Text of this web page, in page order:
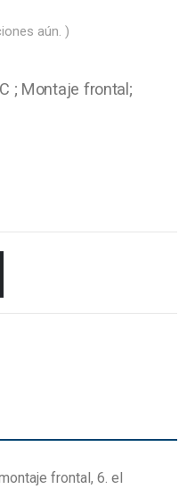
aún. )
; Montaje frontal;
frontal, 6. el